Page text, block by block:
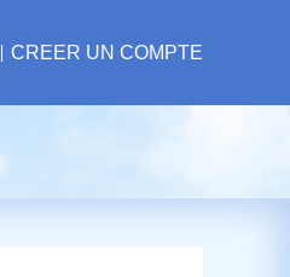
CREER UN COMPTE